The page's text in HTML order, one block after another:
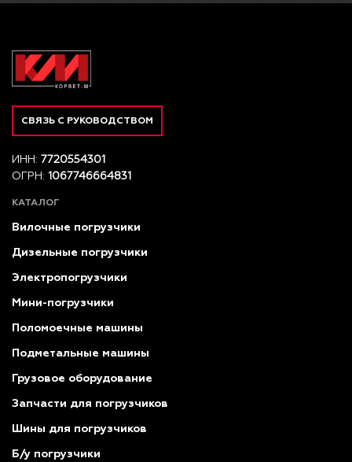
СВЯЗЬ С РУКОВОДСТВОМ
ИНН: 7720554301
ОГРН: 1067746664831
КАТАЛОГ
Вилочные погрузчики
Дизельные погрузчики
Электропогрузчики
Мини-погрузчики
Поломоечные машины
Подметальные машины
Грузовое оборудование
Запчасти для погрузчиков
Шины для погрузчиков
Б/у погрузчики